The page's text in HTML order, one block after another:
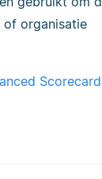
of organisatie
Scorecard